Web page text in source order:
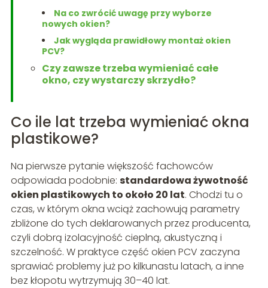
Na co zwrócić uwagę przy wyborze
nowych okien?
Jak wygląda prawidłowy montaż okien
PCV?
Czy zawsze trzeba wymieniać całe
okno, czy wystarczy skrzydło?
Co ile lat trzeba wymieniać okna
plastikowe?
Na pierwsze pytanie większość fachowców
odpowiada podobnie: standardowa żywotność
okien plastikowych to około 20 lat. Chodzi tu o
czas, w którym okna wciąż zachowują parametry
zbliżone do tych deklarowanych przez producenta,
czyli dobrą izolacyjność cieplną, akustyczną i
szczelność. W praktyce część okien PCV zaczyna
sprawiać problemy już po kilkunastu latach, a inne
bez kłopotu wytrzymują 30–40 lat.